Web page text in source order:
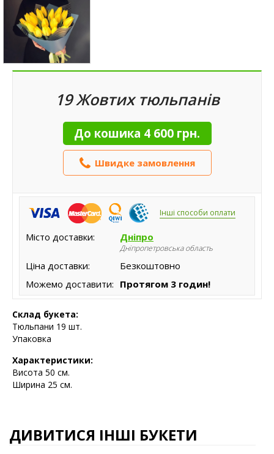
19 Жовтих тюльпанів
До кошика 4 600 грн.
Швидке замовлення
Інші способи оплати
Місто доставки: Дніпро
Дніпропетровська область
Ціна доставки:
Безкоштовно
Можемо доставити: Протягом 3 годин!
Склад букета:
Тюльпани 19 шт.
Упаковка
Характеристики:
Висота 50 см.
Ширина 25 см.
ДИВИТИСЯ ІНШІ БУКЕТИ